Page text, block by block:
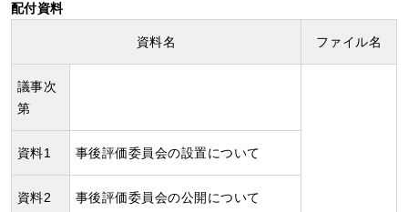
配付資料
資料名 ファイル名
議事次
第
資料1 事後評価委員会の設置について
資料2 事後評価委員会の公開について